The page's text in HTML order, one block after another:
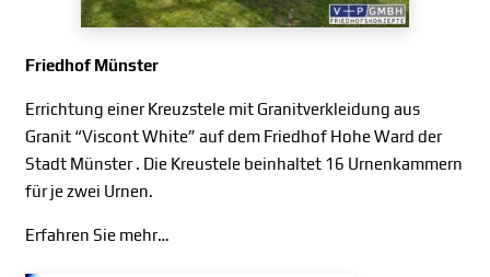
Friedhof Münster
Errichtung einer Kreuzstele mit Granitverkleidung aus
Granit “Viscont White” auf dem Friedhof Hohe Ward der
Stadt Münster . Die Kreustele beinhaltet 16 Urnenkammern
für je zwei Urnen.
Erfahren Sie mehr…